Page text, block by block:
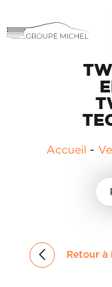
RENAULT
MICHEL
Accueil -
Retour à